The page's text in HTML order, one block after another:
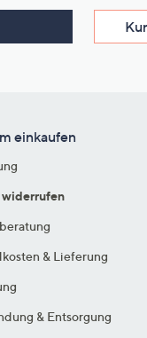
einkaufen
& Lieferung
& Entsorgung